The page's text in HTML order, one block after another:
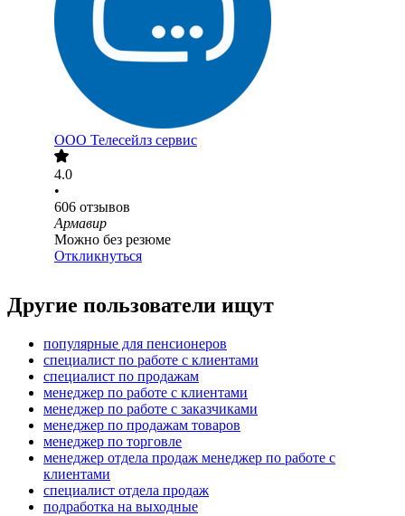
ООО Телесейлз сервис
4.0
•
606 отзывов
Армавир
Можно без резюме
Откликнуться
Другие пользователи ищут
популярные для пенсионеров
специалист по работе с клиентами
специалист по продажам
менеджер по работе с клиентами
менеджер по работе с заказчиками
менеджер по продажам товаров
менеджер по торговле
менеджер отдела продаж менеджер по работе с
клиентами
специалист отдела продаж
подработка на выходные